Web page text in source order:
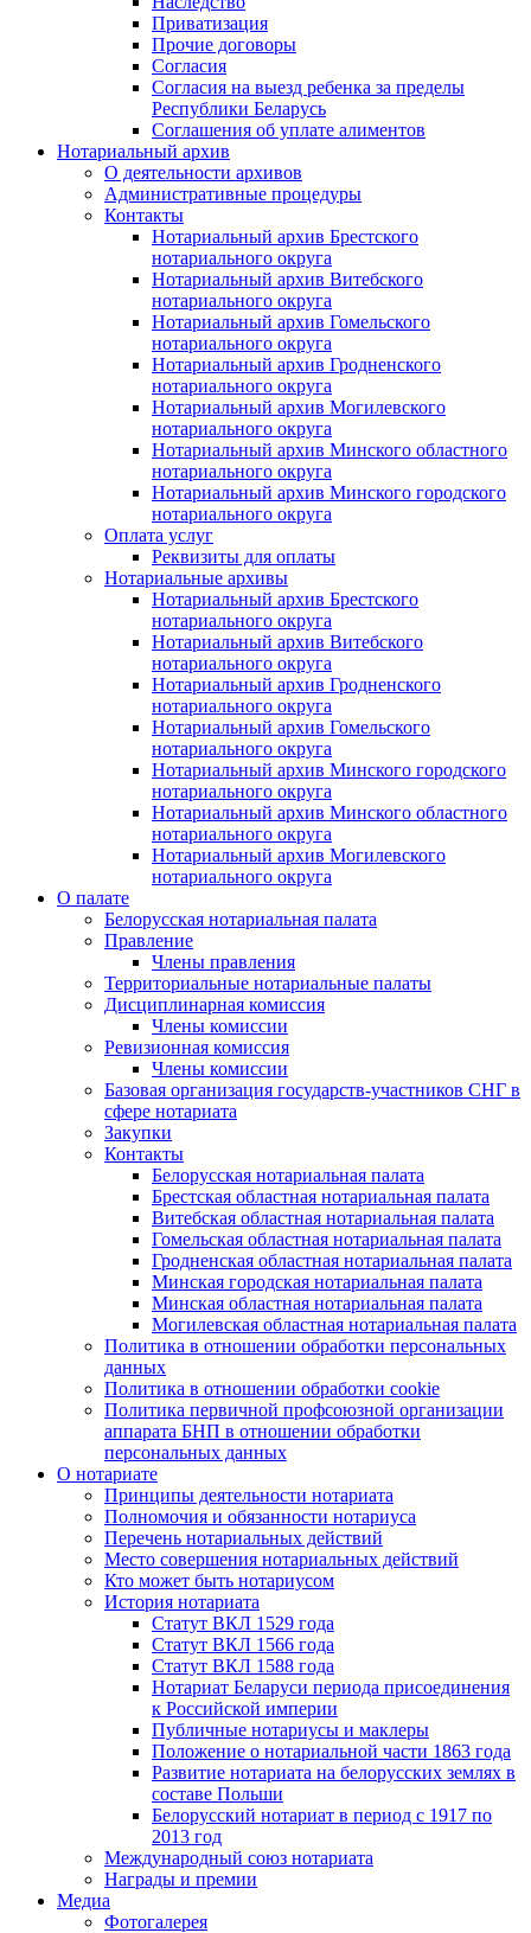
Приватизация
Прочие договоры
Согласия
Согласия на выезд ребенка за пределы
Республики Беларусь
Соглашения об уплате алиментов
Нотариальный архив
О деятельности архивов
Административные процедуры
Контакты
Нотариальный архив Брестского
нотариального округа
Нотариальный архив Витебского
нотариального округа
Нотариальный архив Гомельского
нотариального округа
Нотариальный архив Гродненского
нотариального округа
Нотариальный архив Могилевского
нотариального округа
Нотариальный архив Минского областного
нотариального округа
Нотариальный архив Минского городского
нотариального округа
Оплата услуг
Реквизиты для оплаты
Нотариальные архивы
Нотариальный архив Брестского
нотариального округа
Нотариальный архив Витебского
нотариального округа
Нотариальный архив Гродненского
нотариального округа
Нотариальный архив Гомельского
нотариального округа
Нотариальный архив Минского городского
нотариального округа
Нотариальный архив Минского областного
нотариального округа
Нотариальный архив Могилевского
нотариального округа
О палате
Белорусская нотариальная палата
Правление
Члены правления
Территориальные нотариальные палаты
Дисциплинарная комиссия
Члены комиссии
Ревизионная комиссия
Члены комиссии
Базовая организация государств-участников СНГ в
сфере нотариата
Закупки
Контакты
Белорусская нотариальная палата
Брестская областная нотариальная палата
Витебская областная нотариальная палата
Гомельская областная нотариальная палата
Гродненская областная нотариальная палата
Минская городская нотариальная палата
Минская областная нотариальная палата
Могилевская областная нотариальная палата
Политика в отношении обработки персональных
данных
Политика в отношении обработки cookie
Политика первичной профсоюзной организации
аппарата БНП в отношении обработки
персональных данных
О нотариате
Принципы деятельности нотариата
Полномочия и обязанности нотариуса
Перечень нотариальных действий
Место совершения нотариальных действий
Кто может быть нотариусом
История нотариата
Статут ВКЛ 1529 года
Статут ВКЛ 1566 года
Статут ВКЛ 1588 года
Нотариат Беларуси периода присоединения
к Российской империи
Публичные нотариусы и маклеры
Положение о нотариальной части 1863 года
Развитие нотариата на белорусских землях в
составе Польши
Белорусский нотариат в период с 1917 по
2013 год
Международный союз нотариата
Награды и премии
Медиа
Фотогалерея